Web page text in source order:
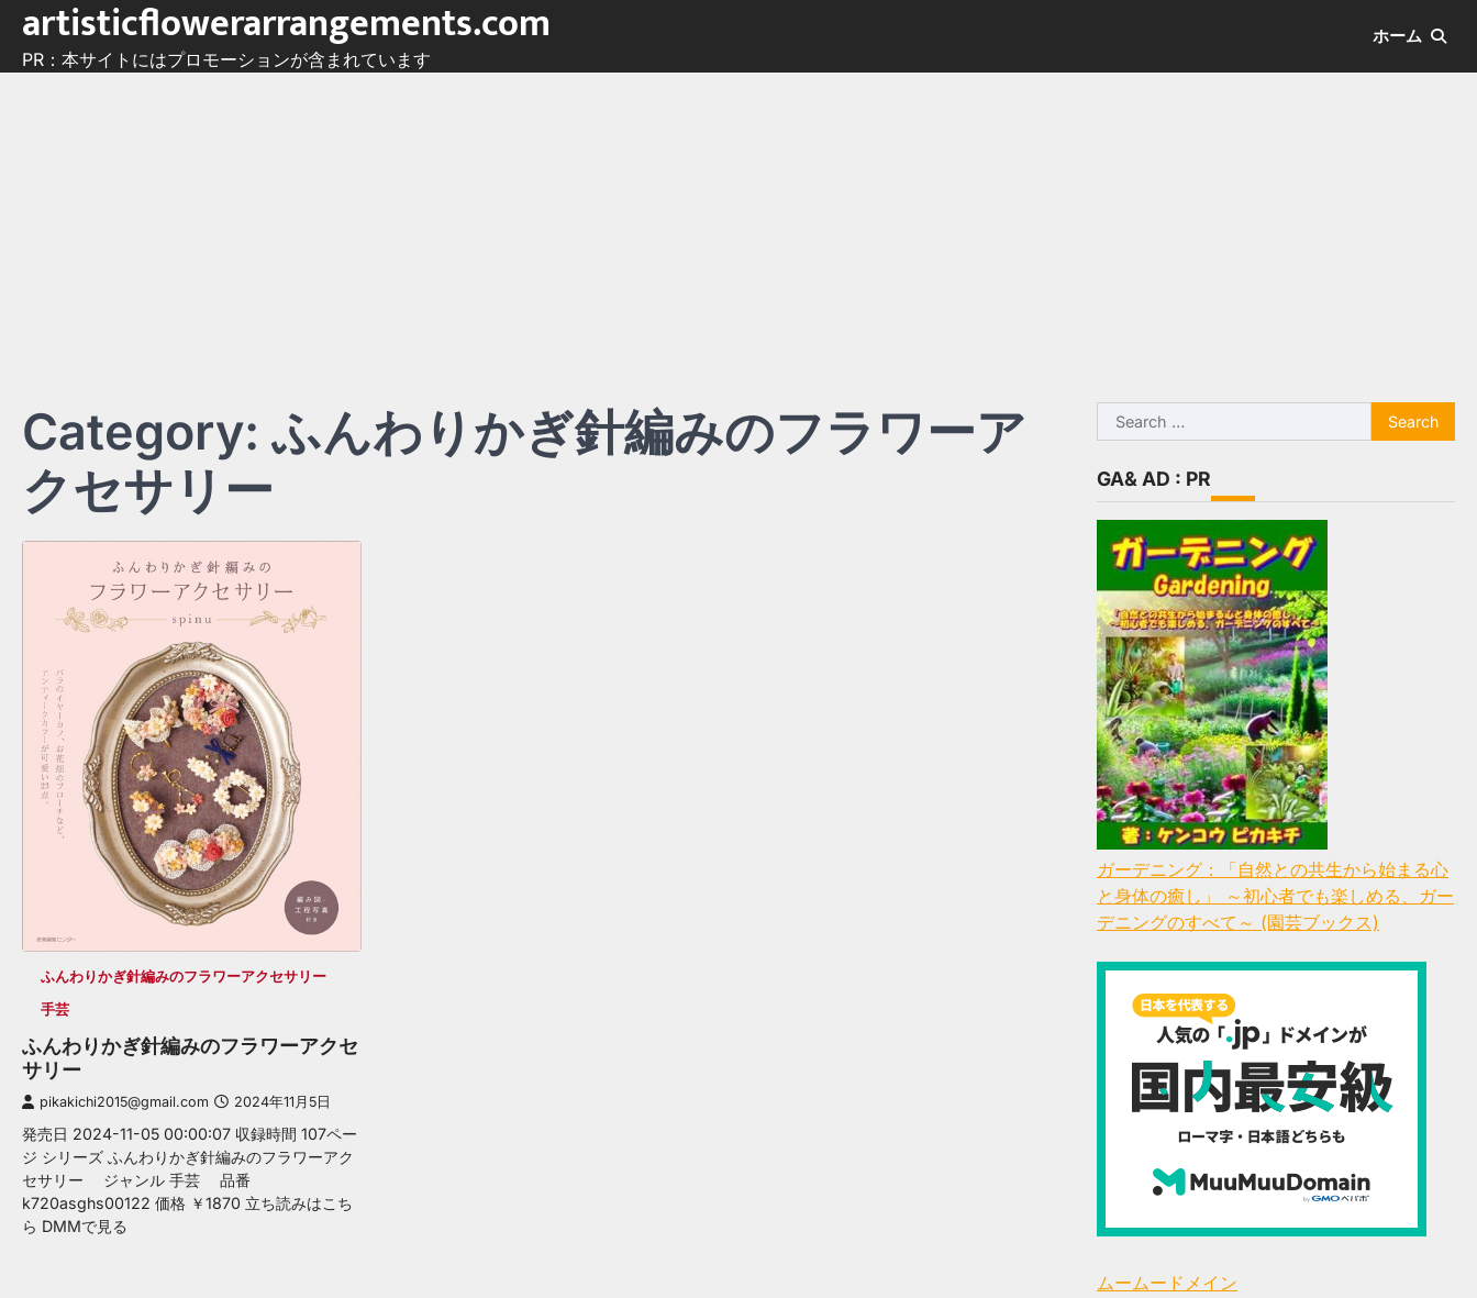
Skip
content
artisticflowerarrangements.com
PR：本サイトにはプロモーションが含まれています
ホーム
Category:ふんわりかぎ針編みのフラワーア
クセサリー
ふんわりかぎ針編みのフラワーアクセサリー
手芸
ふんわりかぎ針編みのフラワーアクセ
サリー
pikakichi2015@gmail.com 2024年11月5日
発売日 2024-11-05 00:00:07 収録時間 107ペー
ジ シリーズ ふんわりかぎ針編みのフラワーアク
セサリー ジャンル 手芸 品番
k720asghs00122 価格 ￥1870 立ち読みはこち
ら DMMで見る
Search
for:
GA& AD : PR
ガーデニング：「自然との共生から始まる心
と身体の癒し」 ～初心者でも楽しめる、ガー
デニングのすべて～ (園芸ブックス)
ムームードメイン